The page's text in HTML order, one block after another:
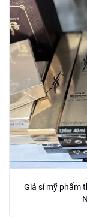
Giá sỉ mỹ phẩm